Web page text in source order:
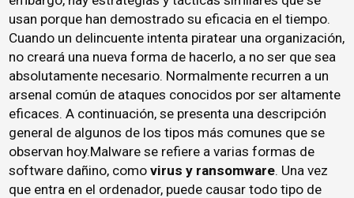
usan porque han demostrado su eficacia en el tiempo.
Cuando un delincuente intenta piratear una organización,
no creará una nueva forma de hacerlo, a no ser que sea
absolutamente necesario. Normalmente recurren a un
arsenal común de ataques conocidos por ser altamente
eficaces. A continuación, se presenta una descripción
general de algunos de los tipos más comunes que se
observan hoy.Malware se refiere a varias formas de
software dañino, comovirus y ransomware. Una vez
que entra en el ordenador, puede causar todo tipo de